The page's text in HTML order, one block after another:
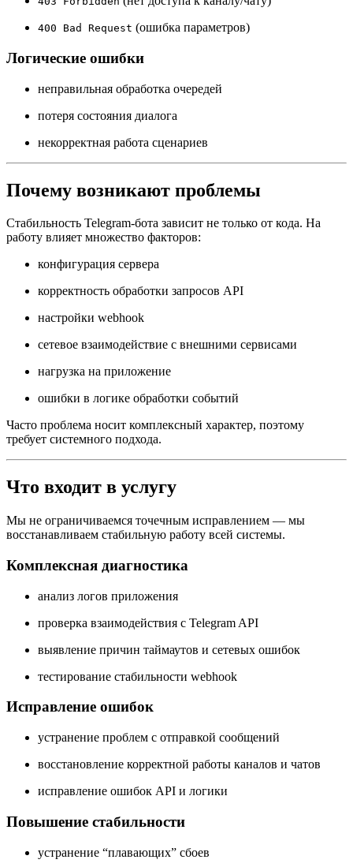
400 Bad Request (ошибка параметров)
Логические ошибки
неправильная обработка очередей
потеря состояния диалога
некорректная работа сценариев
Почему возникают проблемы
Стабильность Telegram-бота зависит не только от кода. На
работу влияет множество факторов:
конфигурация сервера
корректность обработки запросов API
настройки webhook
сетевое взаимодействие с внешними сервисами
нагрузка на приложение
ошибки в логике обработки событий
Часто проблема носит комплексный характер, поэтому
требует системного подхода.
Что входит в услугу
Мы не ограничиваемся точечным исправлением — мы
восстанавливаем стабильную работу всей системы.
Комплексная диагностика
анализ логов приложения
проверка взаимодействия с Telegram API
выявление причин таймаутов и сетевых ошибок
тестирование стабильности webhook
Исправление ошибок
устранение проблем с отправкой сообщений
восстановление корректной работы каналов и чатов
исправление ошибок API и логики
Повышение стабильности
устранение “плавающих” сбоев